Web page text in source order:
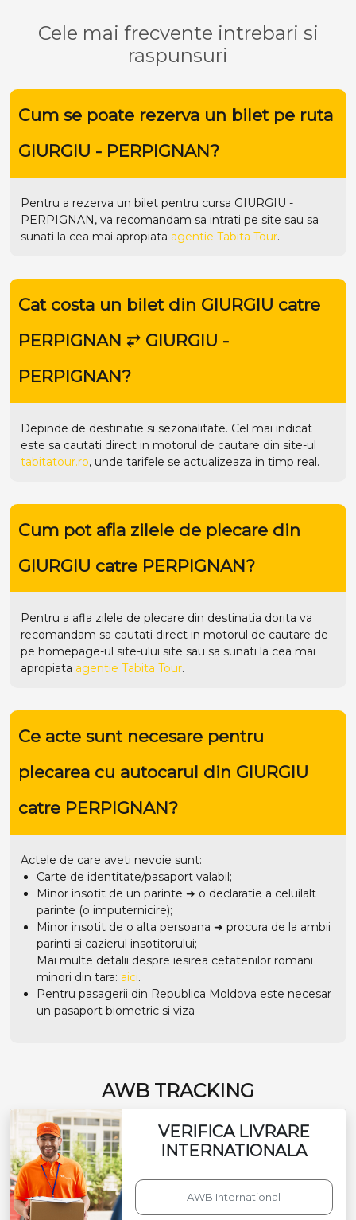
Cele mai frecvente intrebari si
raspunsuri
Cum se poate rezerva un bilet pe ruta
GIURGIU - PERPIGNAN?
Pentru a rezerva un bilet pentru cursa GIURGIU -
PERPIGNAN, va recomandam sa intrati pe site sau sa
sunati la cea mai apropiata agentie Tabita Tour.
Cat costa un bilet din GIURGIU catre
PERPIGNAN ⥂ GIURGIU -
PERPIGNAN?
Depinde de destinatie si sezonalitate. Cel mai indicat
este sa cautati direct in motorul de cautare din site-ul
tabitatour.ro, unde tarifele se actualizeaza in timp real.
Cum pot afla zilele de plecare din
GIURGIU catre PERPIGNAN?
Pentru a afla zilele de plecare din destinatia dorita va
recomandam sa cautati direct in motorul de cautare de
pe homepage-ul site-ului site sau sa sunati la cea mai
apropiata agentie Tabita Tour.
Ce acte sunt necesare pentru
plecarea cu autocarul din GIURGIU
catre PERPIGNAN?
Actele de care aveti nevoie sunt:
Carte de identitate/pasaport valabil;
Minor insotit de un parinte ➜ o declaratie a celuilalt
parinte (o imputernicire);
Minor insotit de o alta persoana ➜ procura de la ambii
parinti si cazierul insotitorului;
Mai multe detalii despre iesirea cetatenilor romani
minori din tara: aici.
Pentru pasagerii din Republica Moldova este necesar
un pasaport biometric si viza
AWB TRACKING
VERIFICA LIVRARE
INTERNATIONALA